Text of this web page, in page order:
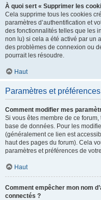
À quoi sert « Supprimer les
Cela supprime tous les cookies
paramètres d’authentification et
des fonctionnalités telles que les
non lu) si cela a été activé par un
des problèmes de connexion ou
pourrait les résoudre.
Haut
Paramètres et
Comment modifier mes
Si vous êtes membre de ce
base de données. Pour les
(généralement ce lien est
haut des pages du forum). Cela
paramètres et préférences de
Haut
Comment empêcher mon nom
connectés ?